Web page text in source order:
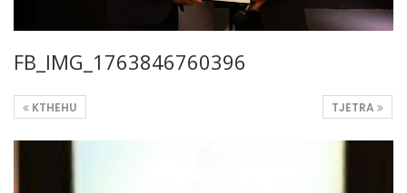
FB_IMG_1763846760396
TJETRA
KTHEHU